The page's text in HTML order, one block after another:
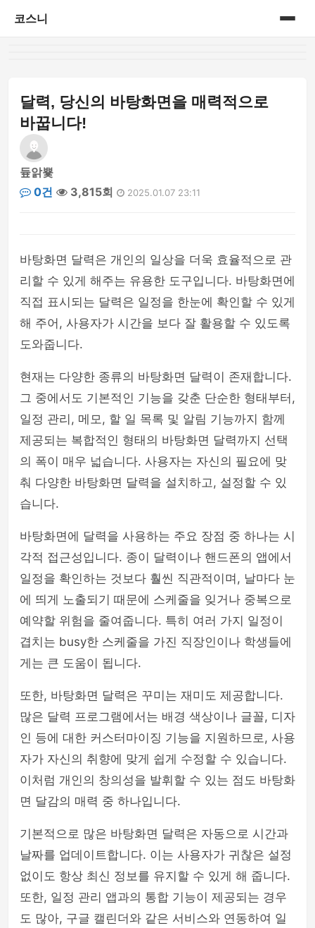
코스니
달력, 당신의 바탕화면을 매력적으로
바꿉니다!
듚앍뿇
0건
3,815회 2025.01.07 23:11
바탕화면 달력은 개인의 일상을 더욱 효율적으로 관
리할 수 있게 해주는 유용한 도구입니다. 바탕화면에
직접 표시되는 달력은 일정을 한눈에 확인할 수 있게
해 주어, 사용자가 시간을 보다 잘 활용할 수 있도록
도와줍니다.
현재는 다양한 종류의 바탕화면 달력이 존재합니다.
그 중에서도 기본적인 기능을 갖춘 단순한 형태부터,
일정 관리, 메모, 할 일 목록 및 알림 기능까지 함께
제공되는 복합적인 형태의 바탕화면 달력까지 선택
의 폭이 매우 넓습니다. 사용자는 자신의 필요에 맞
춰 다양한 바탕화면 달력을 설치하고, 설정할 수 있
습니다.
바탕화면에 달력을 사용하는 주요 장점 중 하나는 시
각적 접근성입니다. 종이 달력이나 핸드폰의 앱에서
일정을 확인하는 것보다 훨씬 직관적이며, 날마다 눈
에 띄게 노출되기 때문에 스케줄을 잊거나 중복으로
예약할 위험을 줄여줍니다. 특히 여러 가지 일정이
겹치는 busy한 스케줄을 가진 직장인이나 학생들에
게는 큰 도움이 됩니다.
또한, 바탕화면 달력은 꾸미는 재미도 제공합니다.
많은 달력 프로그램에서는 배경 색상이나 글꼴, 디자
인 등에 대한 커스터마이징 기능을 지원하므로, 사용
자가 자신의 취향에 맞게 쉽게 수정할 수 있습니다.
이처럼 개인의 창의성을 발휘할 수 있는 점도 바탕화
면 달감의 매력 중 하나입니다.
기본적으로 많은 바탕화면 달력은 자동으로 시간과
날짜를 업데이트합니다. 이는 사용자가 귀찮은 설정
없이도 항상 최신 정보를 유지할 수 있게 해 줍니다.
또한, 일정 관리 앱과의 통합 기능이 제공되는 경우
도 많아, 구글 캘린더와 같은 서비스와 연동하여 일